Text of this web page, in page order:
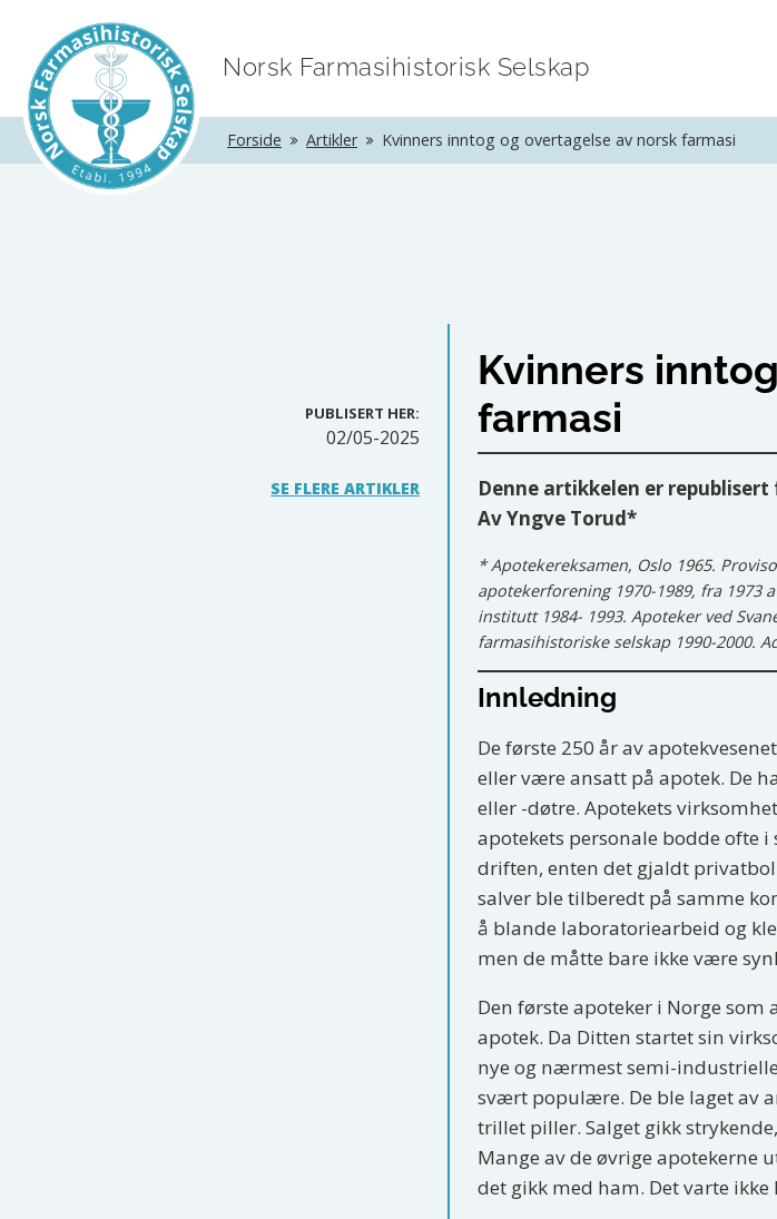
Norsk Farmasihistorisk Selskap
Forside Artikler Kvinners inntog og overtagelse av norsk farmasi
PUBLISERT HER:
02/05-2025
SE FLERE ARTIKLER
Kvinners
farmasi
Denne artikkelen er republisert
Av Yngve Torud*
* Apotekereksamen, Oslo 1965.
apotekerforening 1970-1989, fra 1973
institutt 1984- 1993. Apoteker ved
farmasihistoriske selskap 1990-2000.
Innledning
De første 250 år av
eller være ansatt på apotek. De
eller -døtre. Apotekets
apotekets personale bodde ofte
driften, enten det gjaldt
salver ble tilberedt på samme
å blande laboratoriearbeid og
men de måtte bare ikke være
Den første apoteker i Norge som
apotek. Da Ditten startet sin
nye og nærmest semi-
svært populære. De ble laget av
trillet piller. Salget gikk
Mange av de øvrige apotekerne
det gikk med ham. Det varte